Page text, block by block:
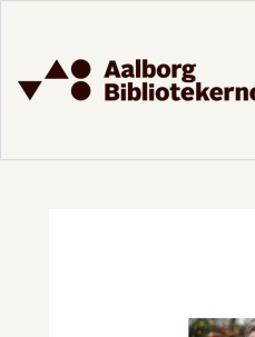
hovedindhold